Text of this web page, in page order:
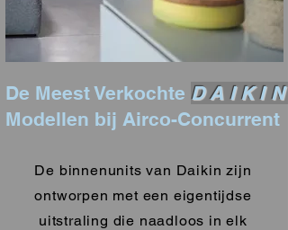
De Meest Verkochte DAIKIN
Modellen bij Airco-Concurrent
De binnenunits van Daikin zijn
ontworpen met een eigentijdse
uitstraling die naadloos in elk